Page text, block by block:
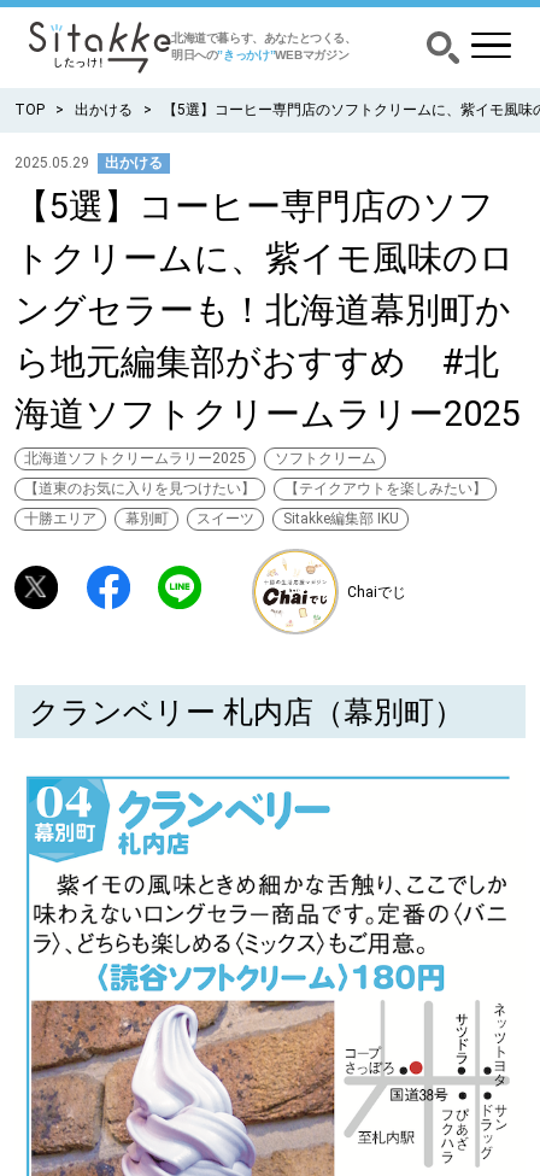
北海道で暮らす、あなたとつくる、
明日への”きっかけ”WEBマガジン
CATEGORY
食べる
出かける
暮らす
みがく
育む
深める
SitakkeTV
LOCAL ローカルエリア
all
札幌
道北
道南
道東
TOP 出かける 【5選】コーヒー専門店のソフトクリームに、紫イモ風
2025.05.29 出かける
【5選】コーヒー専門店のソフ
トクリームに、紫イモ風味のロ
ングセラーも！北海道幕別町か
ら地元編集部がおすすめ #北
海道ソフトクリームラリー2025
北海道ソフトクリームラリー2025
ソフトクリーム
【道東のお気に入りを見つけたい】
【テイクアウトを楽しみたい】
十勝エリア
幕別町 スイーツ Sitakke編集部 IKU
Chaiでじ
クランベリー 札内店（幕別町）